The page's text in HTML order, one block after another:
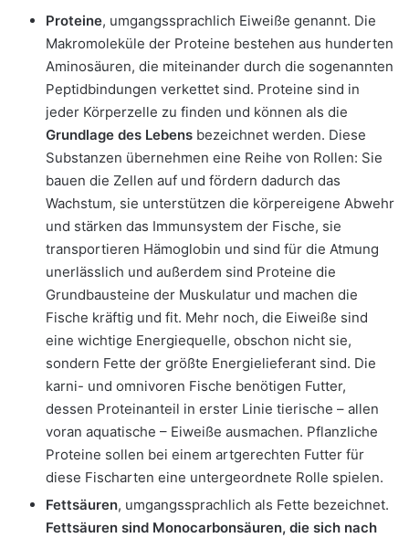
Proteine, umgangssprachlich Eiweiße genannt. Die
Makromoleküle der Proteine bestehen aus hunderten
Aminosäuren, die miteinander durch die sogenannten
Peptidbindungen verkettet sind. Proteine sind in
jeder Körperzelle zu finden und können als die
Grundlage des Lebens bezeichnet werden. Diese
Substanzen übernehmen eine Reihe von Rollen: Sie
bauen die Zellen auf und fördern dadurch das
Wachstum, sie unterstützen die körpereigene Abwehr
und stärken das Immunsystem der Fische, sie
transportieren Hämoglobin und sind für die Atmung
unerlässlich und außerdem sind Proteine die
Grundbausteine der Muskulatur und machen die
Fische kräftig und fit. Mehr noch, die Eiweiße sind
eine wichtige Energiequelle, obschon nicht sie,
sondern Fette der größte Energielieferant sind. Die
karni- und omnivoren Fische benötigen Futter,
dessen Proteinanteil in erster Linie tierische – allen
voran aquatische – Eiweiße ausmachen. Pflanzliche
Proteine sollen bei einem artgerechten Futter für
diese Fischarten eine untergeordnete Rolle spielen.
Fettsäuren, umgangssprachlich als Fette bezeichnet.
Fettsäuren sind Monocarbonsäuren, die sich nach